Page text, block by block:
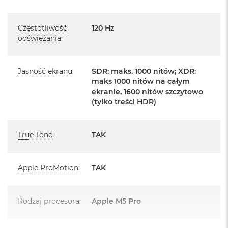
g
p
i
ę
M
B
k
A
polskim oraz polskie menu
Język polski wybieramy przy pierwszym uruchomieniu
Zawartość zestawu:
14 -calowy MacBook Pro
Zasilacz USB‑C o mocy 70 W
Układ klawiatury:
Częstotliwość
odświeżania:
120 Hz
Jasność ekranu:
SDR: maks. 1000 nitów; XDR:
maks 1000 nitów na całym
ekranie, 1600 nitów szczytowo
(tylko treści HDR)
True Tone: TAK
Apple ProMotion: TAK
Rodzaj procesora: Apple M5 Pro